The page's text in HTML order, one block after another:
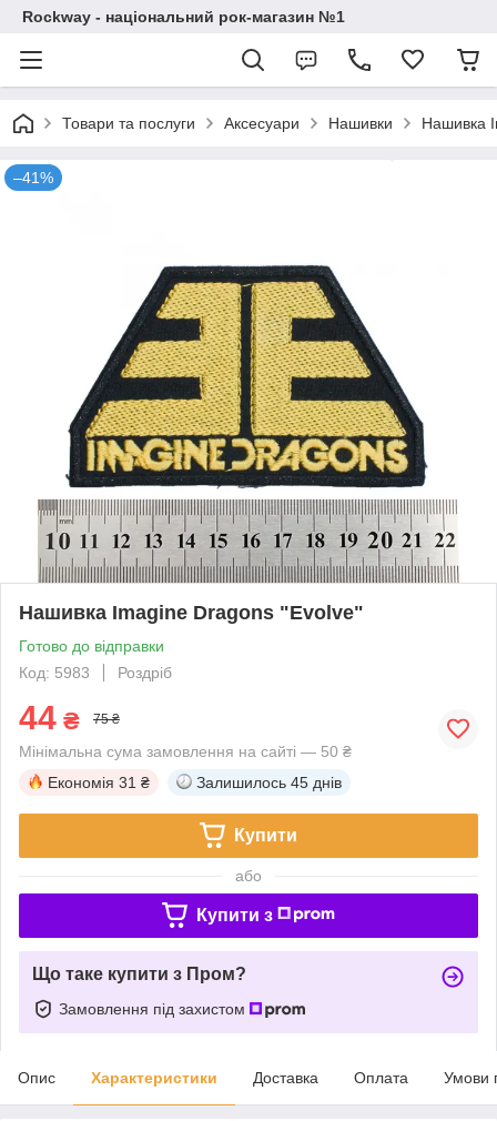
Rockway - національний рок-магазин №1
Товари та послуги Аксесуари Нашивки Нашивка
–41%
Нашивка Imagine Dragons "Evolve"
Готово до відправки
Код: 5983
Роздріб
44 ₴ 75 ₴
Мінімальна сума замовлення на сайті — 50 ₴
Економія 31 ₴ Залишилось 45 днів
Купити
або
Купити з
Що таке купити з Пром?
Замовлення під захистом
Опис Характеристики Доставка Оплата Умови